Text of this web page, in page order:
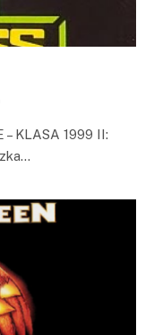
– KLASA 1999 II: